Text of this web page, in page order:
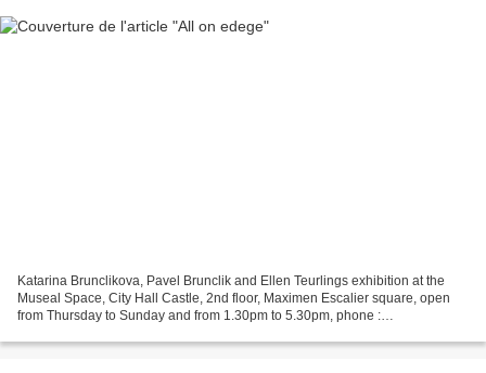
Katarina Brunclikova, Pavel Brunclik and Ellen Teurlings exhibition at the
Museal Space, City Hall Castle, 2nd floor, Maximen Escalier square, open
from Thursday to Sunday and from 1.30pm to 5.30pm, phone :